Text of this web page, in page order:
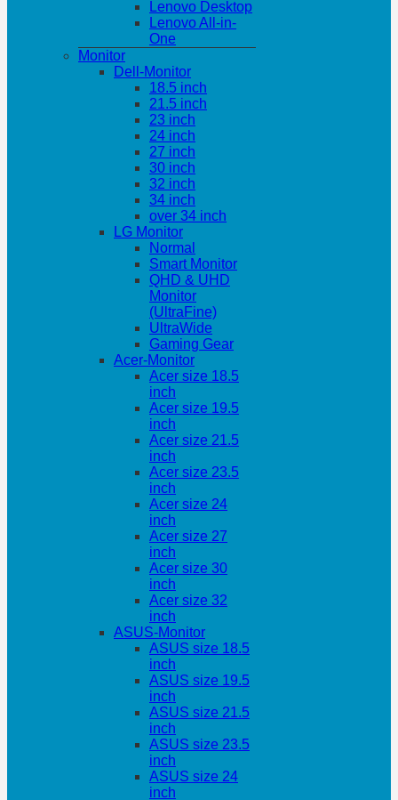
Lenovo Desktop
Lenovo All-in-
One
Monitor
Dell-Monitor
18.5 inch
21.5 inch
23 inch
24 inch
27 inch
30 inch
32 inch
34 inch
over 34 inch
LG Monitor
Normal
Smart Monitor
QHD & UHD
Monitor
(UltraFine)
UltraWide
Gaming Gear
Acer-Monitor
Acer size 18.5
inch
Acer size 19.5
inch
Acer size 21.5
inch
Acer size 23.5
inch
Acer size 24
inch
Acer size 27
inch
Acer size 30
inch
Acer size 32
inch
ASUS-Monitor
ASUS size 18.5
inch
ASUS size 19.5
inch
ASUS size 21.5
inch
ASUS size 23.5
inch
ASUS size 24
inch